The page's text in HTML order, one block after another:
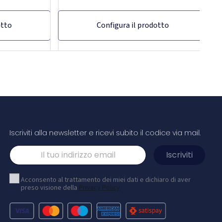
Configura il prodotto
è
ed è
le
fino a 8 ore,
mattino che
Tazza in ceramica moderna 350ml
Questa tazza in ceramica è adatta ad ogni
stata testata secondo EN12875-1 (almeno 125 cicli
di lavaggio) per tutti i metodi di
personalizzazione. In confezione regalo. Capacità
Iscriviti alla newsletter e ricevi subito il codice via mail.
Acconsento al trattamento dei miei dati e dichiaro di aver
preso visione della Privacy Policy